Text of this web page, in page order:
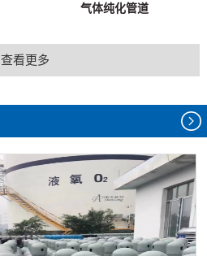
气体纯化管道
查看更多